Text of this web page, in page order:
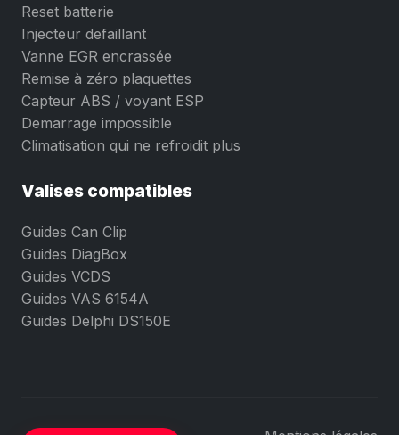
Reset batterie
Injecteur defaillant
Vanne EGR encrassée
Remise à zéro plaquettes
Capteur ABS / voyant ESP
Demarrage impossible
Climatisation qui ne refroidit plus
Valises compatibles
Guides Can Clip
Guides DiagBox
Guides VCDS
Guides VAS 6154A
Guides Delphi DS150E